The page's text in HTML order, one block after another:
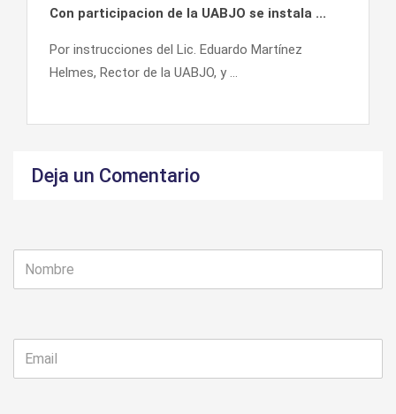
Con participacion de la UABJO se instala ...
Por instrucciones del Lic. Eduardo Martínez
Helmes, Rector de la UABJO, y ...
Deja un Comentario